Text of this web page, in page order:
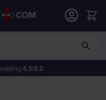
4.5/5.0
Cart